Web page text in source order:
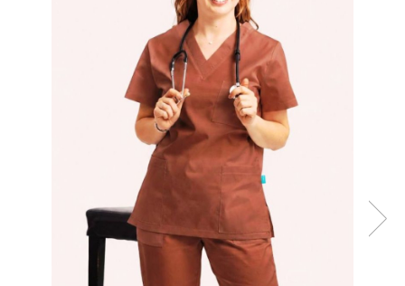
Halate medicale femei
Halate medicale barbati
Halate medicale P2 cu fluturas
Halate medicale cu nasturi
Halate medicale cu fermoar
Halate medicale polar - unisex
Halate medicale albe